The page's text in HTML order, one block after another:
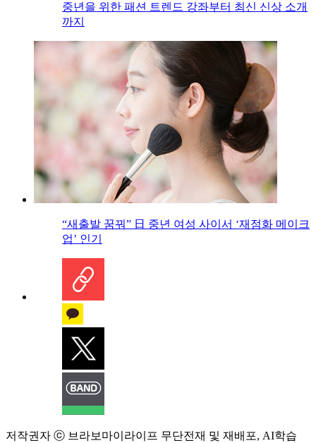
중년을 위한 패션 트렌드 강좌부터 최신 신상 소개
까지
“새출발 꿈꿔” 日 중년 여성 사이서 ‘재점화 메이크
업’ 인기
저작권자 ⓒ 브라보마이라이프 무단전재 및 재배포, AI학습